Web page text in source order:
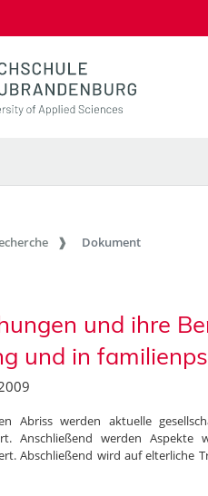
Dokument
und ihre
und in
Abriss werden aktuelle
Anschließend werden Aspekte
Abschließend wird auf elterliche